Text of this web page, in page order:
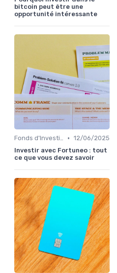
bitcoin peut être une
opportunité intéressante
Fonds d'Investissement et ETF • 12/06/2025
Investir avec Fortuneo : tout
ce que vous devez savoir